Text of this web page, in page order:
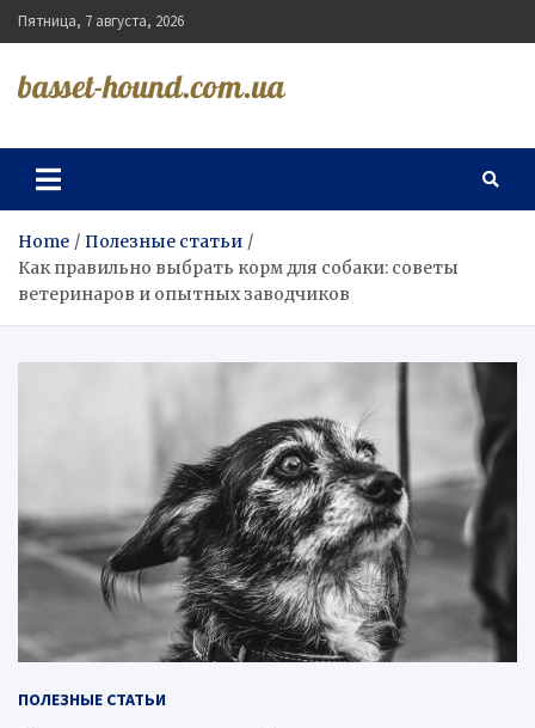
Skip
to
Пятница, 7 августа, 2026
basset-hound.com.ua
Home
Полезные статьи
Как правильно выбрать корм для собаки: советы
ветеринаров и опытных заводчиков
ПОЛЕЗНЫЕ СТАТЬИ